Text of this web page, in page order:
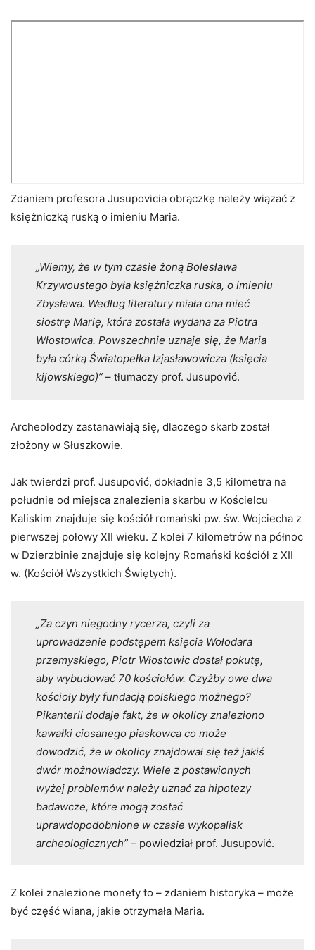
Zdaniem profesora Jusupovicia obrączkę należy wiązać z
księżniczką ruską o imieniu Maria.
„Wiemy, że w tym czasie żoną Bolesława
Krzywoustego była księżniczka ruska, o imieniu
Zbysława. Według literatury miała ona mieć
siostrę Marię, która została wydana za Piotra
Włostowica. Powszechnie uznaje się, że Maria
była córką Światopełka Izjasławowicza (księcia
kijowskiego)”– tłumaczy prof. Jusupović.
Archeolodzy zastanawiają się, dlaczego skarb został
złożony w Słuszkowie.
Jak twierdzi prof. Jusupović, dokładnie 3,5 kilometra na
południe od miejsca znalezienia skarbu w Kościelcu
Kaliskim znajduje się kościół romański pw. św. Wojciecha z
pierwszej połowy XII wieku. Z kolei 7 kilometrów na północ
w Dzierzbinie znajduje się kolejny Romański kościół z XII
w. (Kościół Wszystkich Świętych).
„Za czyn niegodny rycerza, czyli za
uprowadzenie podstępem księcia Wołodara
przemyskiego, Piotr Włostowic dostał pokutę,
aby wybudować 70 kościołów. Czyżby owe dwa
kościoły były fundacją polskiego możnego?
Pikanterii dodaje fakt, że w okolicy znaleziono
kawałki ciosanego piaskowca co może
dowodzić, że w okolicy znajdował się też jakiś
dwór możnowładczy. Wiele z postawionych
wyżej problemów należy uznać za hipotezy
badawcze, które mogą zostać
uprawdopodobnione w czasie wykopalisk
archeologicznych”– powiedział prof. Jusupović.
Z kolei znalezione monety to – zdaniem historyka – może
być część wiana, jakie otrzymała Maria.